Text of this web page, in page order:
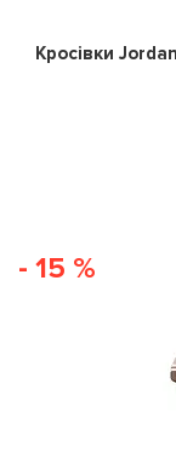
Кросівки
- 15 %